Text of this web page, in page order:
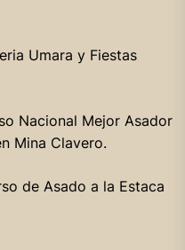
Umara y Fiestas
Nacional Mejor Asador
Mina Clavero.
de Asado a la Estaca